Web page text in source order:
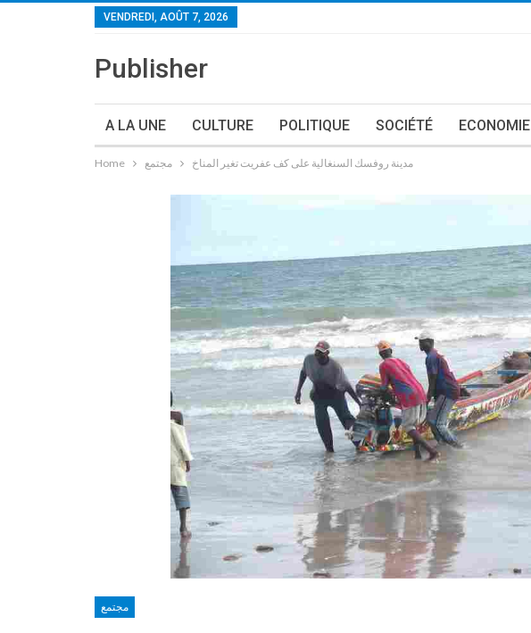
VENDREDI, AOÛT 7, 2026
Publisher
A LA UNE CULTURE POLITIQUE SOCIÉTÉ ECONOMIE
Home مجتمع مدينة روفسك السنغالية على كف عفريت تغير المناخ
مجتمع